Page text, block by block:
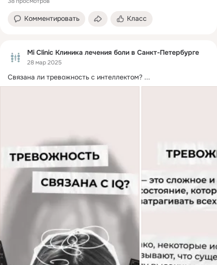
Комментировать Класс
Mi Clinic Клиника лечения боли в Санкт-Петербурге
28 мар 2025
Связана ли тревожность с интеллектом? ...